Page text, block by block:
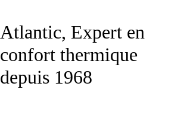
Atlantic, Expert en
confort thermique
depuis 1968